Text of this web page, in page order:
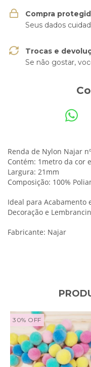
Compra
Seus dados
Trocas e
Se não gostar,
Renda de Nylon Najar
Contém: 1metro da cor
Largura: 21mm
Composição: 100%
Ideal para Acabamento
Decoração e
Fabricante: Najar
30% OFF